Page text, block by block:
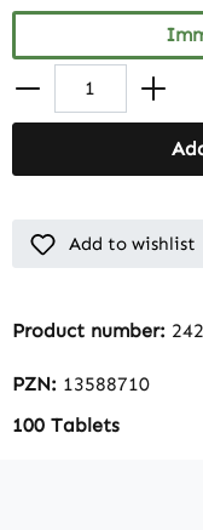
Add to wishlist
Product number:
PZN: 13588710
100 Tablets